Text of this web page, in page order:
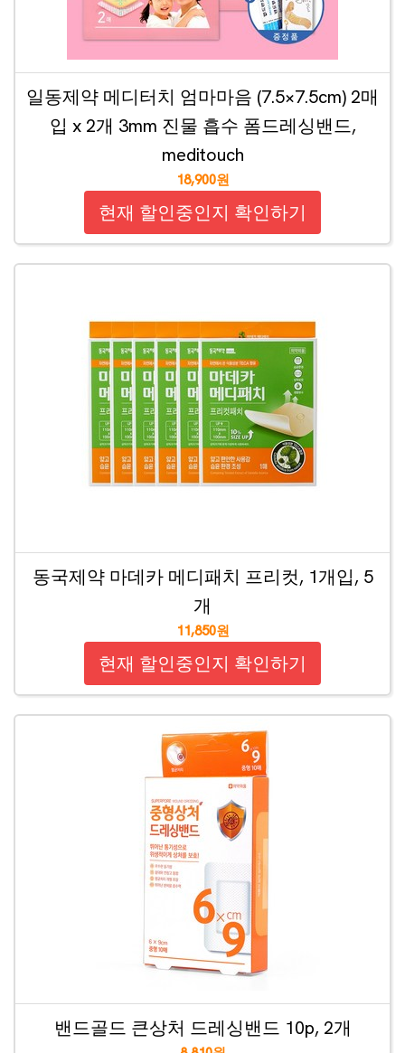
일동제약 메디터치 엄마마음 (7.5×7.5cm) 2매
입 x 2개 3mm 진물 흡수 폼드레싱밴드,
meditouch
18,900원
현재 할인중인지 확인하기
동국제약 마데카 메디패치 프리컷, 1개입, 5
개
11,850원
현재 할인중인지 확인하기
밴드골드 큰상처 드레싱밴드 10p, 2개